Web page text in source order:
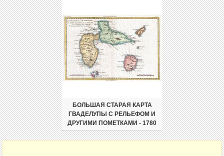
БОЛЬШАЯ СТАРАЯ КАРТА
ГВАДЕЛУПЫ С РЕЛЬЕФОМ И
ДРУГИМИ ПОМЕТКАМИ - 1780